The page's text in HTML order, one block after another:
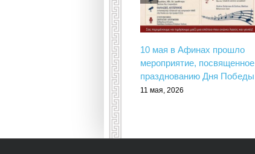
10 мая в Афинах прошло
мероприятие, посвященное
празднованию Дня Победы
11 мая, 2026